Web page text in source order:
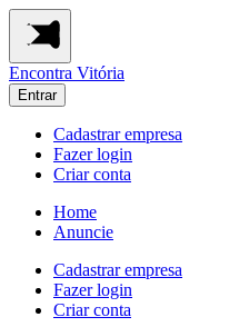
Encontra Vitória
Entrar
Cadastrar empresa
Fazer login
Criar conta
Home
Anuncie
Cadastrar empresa
Fazer login
Criar conta